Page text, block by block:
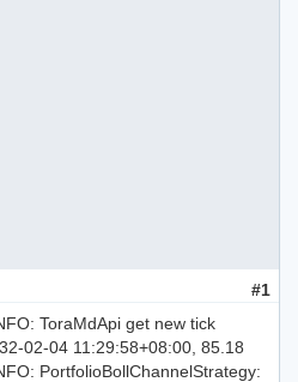
#1
ToraMdApi get new tick
02-04 11:29:58+08:00, 85.18
PortfolioBollChannelStrategy: